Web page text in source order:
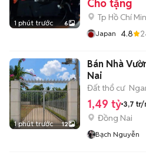
1 phút trước 6
Cho tặng
Tp Hồ Chí
Japan 4.8
1 phút trước 12
Bán Nhà
Nai
Đất thổ cư
1,49 tỷ 3,7 tr/
Đồng Nai
Bạch Nguyễn